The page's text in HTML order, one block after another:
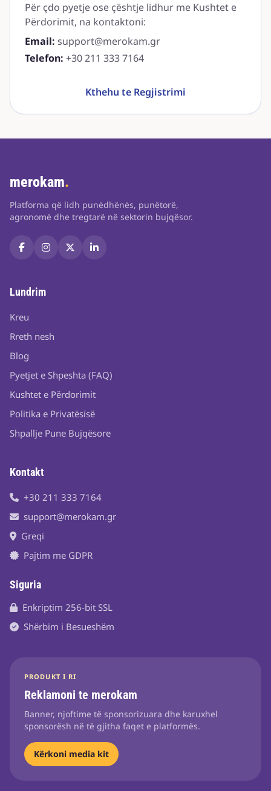
Për çdo pyetje ose çështje lidhur me Kushtet e
Përdorimit, na kontaktoni:
Email: support@merokam.gr
Telefon: +30 211 333 7164
Kthehu te Regjistrimi
merokam.
Platforma që lidh punëdhënës, punëtorë,
agronomë dhe tregtarë në sektorin bujqësor.
Lundrim
Kreu
Rreth nesh
Blog
Pyetjet e Shpeshta (FAQ)
Kushtet e Përdorimit
Politika e Privatësisë
Shpallje Pune Bujqësore
Kontakt
+30 211 333 7164
support@merokam.gr
Greqi
Pajtim me GDPR
Siguria
Enkriptim 256-bit SSL
Shërbim i Besueshëm
PRODUKT I RI
Reklamoni te merokam
Banner, njoftime të sponsorizuara dhe karuxhel
sponsorësh në të gjitha faqet e platformës.
Kërkoni media kit